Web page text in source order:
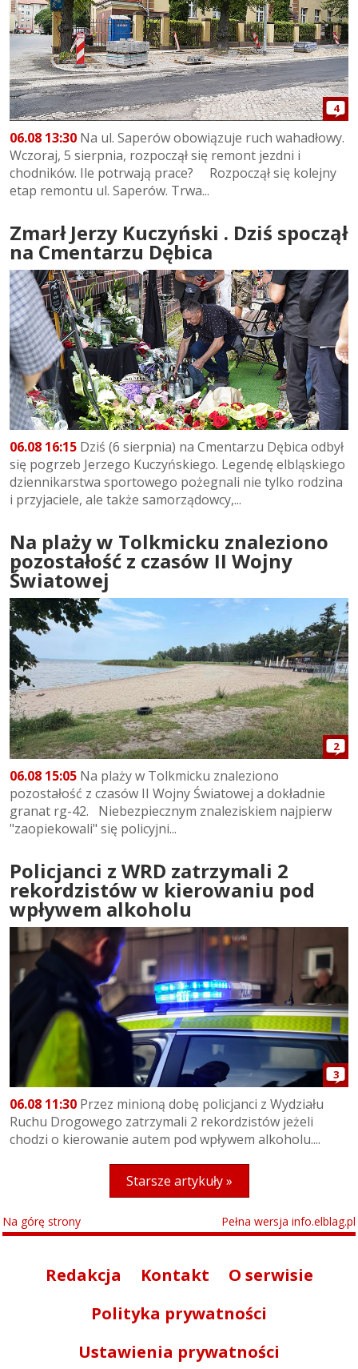
4
06.08 13:30 Na ul. Saperów obowiązuje ruch wahadłowy.
Wczoraj, 5 sierpnia, rozpoczął się remont jezdni i
chodników. Ile potrwają prace? Rozpoczął się kolejny
etap remontu ul. Saperów. Trwa...
Zmarł Jerzy Kuczyński . Dziś spoczął
na Cmentarzu Dębica
06.08 16:15 Dziś (6 sierpnia) na Cmentarzu Dębica odbył
się pogrzeb Jerzego Kuczyńskiego. Legendę elbląskiego
dziennikarstwa sportowego pożegnali nie tylko rodzina
i przyjaciele, ale także samorządowcy,...
Na plaży w Tolkmicku znaleziono
pozostałość z czasów II Wojny
Światowej
2
06.08 15:05 Na plaży w Tolkmicku znaleziono
pozostałość z czasów II Wojny Światowej a dokładnie
granat rg-42. Niebezpiecznym znaleziskiem najpierw
"zaopiekowali" się policyjni...
Policjanci z WRD zatrzymali 2
rekordzistów w kierowaniu pod
wpływem alkoholu
3
06.08 11:30 Przez minioną dobę policjanci z Wydziału
Ruchu Drogowego zatrzymali 2 rekordzistów jeżeli
chodzi o kierowanie autem pod wpływem alkoholu....
Starsze artykuły »
Na górę strony Pełna wersja info.elblag.pl
Redakcja Kontakt
O serwisie
Polityka prywatności
Ustawienia prywatności